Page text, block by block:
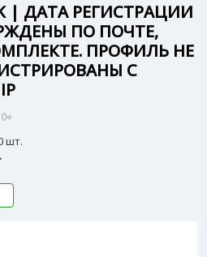
| ДАТА РЕГИСТРАЦИИ
ПО ПОЧТЕ,
ПРОФИЛЬ НЕ
С
шт.